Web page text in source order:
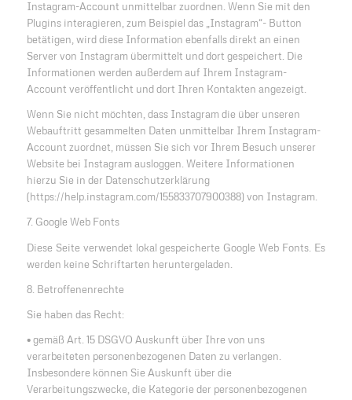
Instagram-Account unmittelbar zuordnen. Wenn Sie mit den
Plugins interagieren, zum Beispiel das „Instagram“- Button
betätigen, wird diese Information ebenfalls direkt an einen
Server von Instagram übermittelt und dort gespeichert. Die
Informationen werden außerdem auf Ihrem Instagram-
Account veröffentlicht und dort Ihren Kontakten angezeigt.
Wenn Sie nicht möchten, dass Instagram die über unseren
Webauftritt gesammelten Daten unmittelbar Ihrem Instagram-
Account zuordnet, müssen Sie sich vor Ihrem Besuch unserer
Website bei Instagram ausloggen. Weitere Informationen
hierzu Sie in der Datenschutzerklärung
(https://help.instagram.com/155833707900388) von Instagram.
7. Google Web Fonts
Diese Seite verwendet lokal gespeicherte Google Web Fonts. Es
werden keine Schriftarten heruntergeladen.
8. Betroffenenrechte
Sie haben das Recht:
• gemäß Art. 15 DSGVO Auskunft über Ihre von uns
verarbeiteten personenbezogenen Daten zu verlangen.
Insbesondere können Sie Auskunft über die
Verarbeitungszwecke, die Kategorie der personenbezogenen